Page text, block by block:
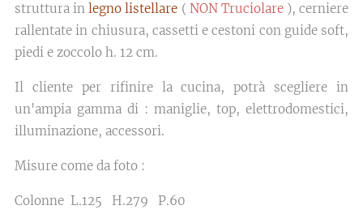
struttura inlegno listellare ( NON Truciolare), cerniere
rallentate in chiusura, cassetti e cestoni con guide soft,
piedi e zoccolo h. 12 cm.
Il cliente per rifinire la cucina, potrà scegliere in
un'ampia gamma di : maniglie, top, elettrodomestici,
illuminazione, accessori.
Misure come da foto :
Colonne L.125 H.279 P.60